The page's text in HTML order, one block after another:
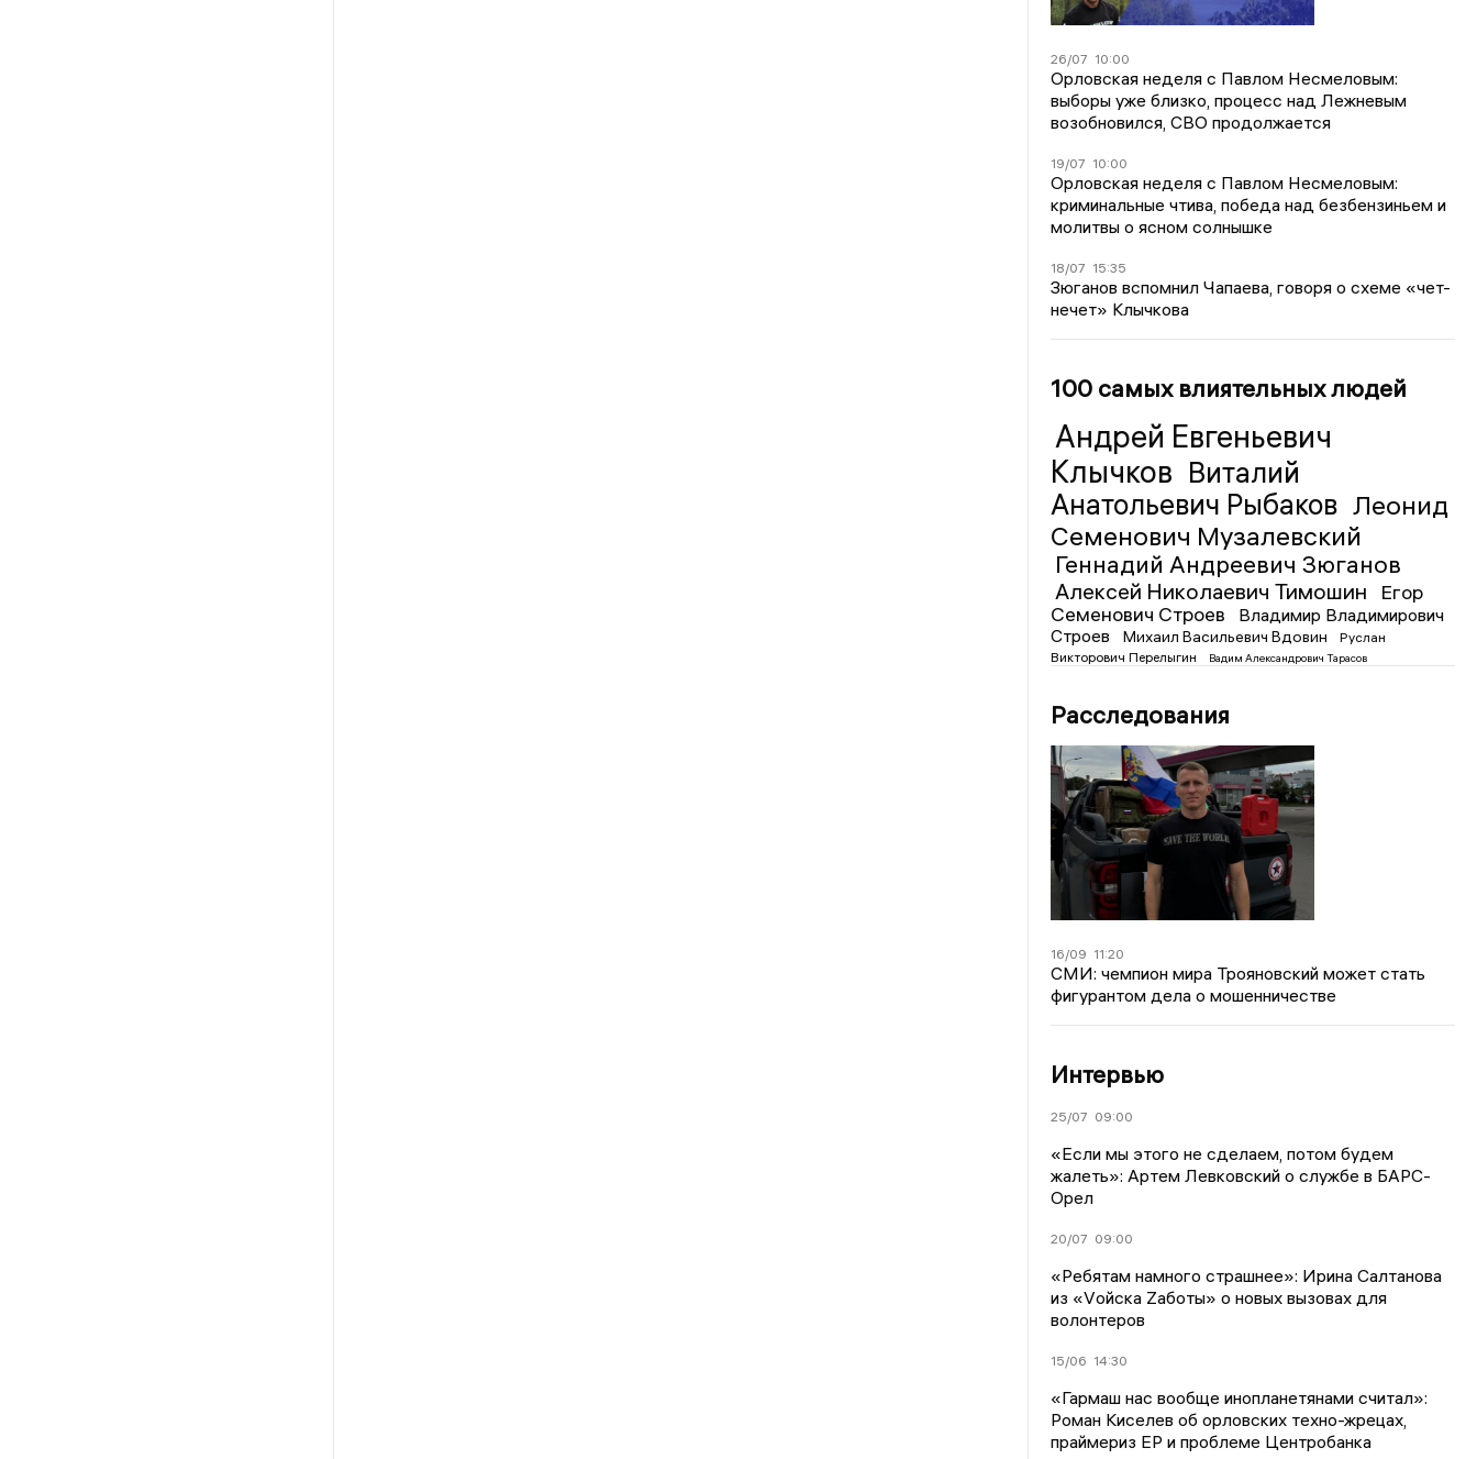
26/07 10:00
Орловская неделя с Павлом Несмеловым:
выборы уже близко, процесс над Лежневым
возобновился, СВО продолжается
19/07 10:00
Орловская неделя с Павлом Несмеловым:
криминальные чтива, победа над безбензиньем и
молитвы о ясном солнышке
18/07 15:35
Зюганов вспомнил Чапаева, говоря о схеме «чет-
нечет» Клычкова
100 самых влиятельных людей
Андрей Евгеньевич
Клычков Виталий
Анатольевич Рыбаков Леонид
Семенович Музалевский
Геннадий Андреевич Зюганов
Алексей Николаевич Тимошин
Егор
Семенович Строев
Владимир Владимирович
Строев
Михаил Васильевич Вдовин
Руслан
Викторович Перелыгин
Вадим Александрович Тарасов
Расследования
16/09 11:20
СМИ: чемпион мира Трояновский может стать
фигурантом дела о мошенничестве
Интервью
25/07 09:00
«Если мы этого не сделаем, потом будем
жалеть»: Артем Левковский о службе в БАРС-
Орел
20/07 09:00
«Ребятам намного страшнее»: Ирина Салтанова
из «Vойска Zаботы» о новых вызовах для
волонтеров
15/06 14:30
«Гармаш нас вообще инопланетянами считал»:
Роман Киселев об орловских техно-жрецах,
праймериз ЕР и проблеме Центробанка